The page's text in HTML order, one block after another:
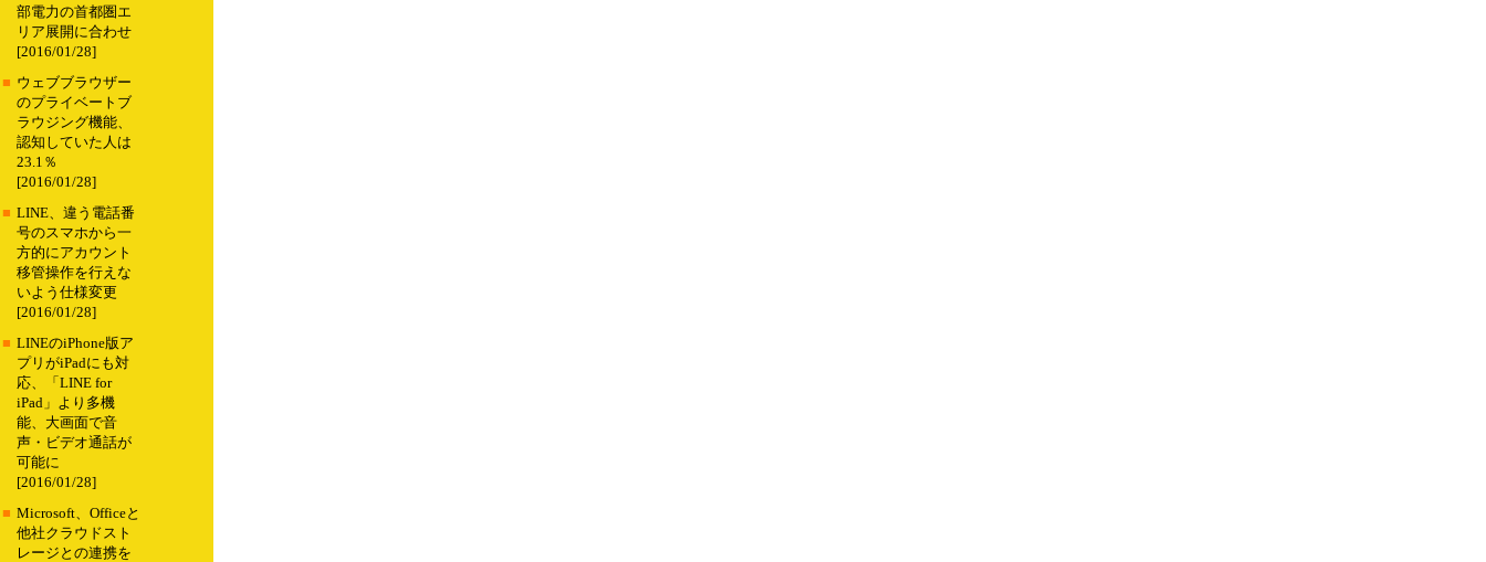
部電力の首都圏エ
リア展開に合わせ
[2016/01/28]
■ ウェブブラウザー
のプライベートブ
ラウジング機能、
認知していた人は
23.1％
[2016/01/28]
■ LINE、違う電話番
号のスマホから一
方的にアカウント
移管操作を行えな
いよう仕様変更
[2016/01/28]
■ LINEのiPhone版ア
プリがiPadにも対
応、「LINE for
iPad」より多機
能、大画面で音
声・ビデオ通話が
可能に
[2016/01/28]
■ Microsoft、Officeと
他社クラウドスト
レージとの連携を